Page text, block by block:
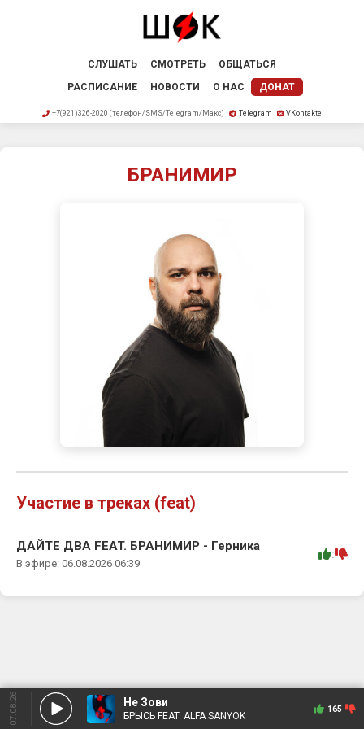
СЛУШАТЬ СМОТРЕТЬ
ОБЩАТЬСЯ
РАСПИСАНИЕ
НОВОСТИ О НАС ДОНАТ
+7(921)326-2020 (телефон/SMS/Telegram/Макс) Telegram VKontakte
БРАНИМИР
Участие в треках (feat)
ДАЙТЕ ДВА FEAT. БРАНИМИР - Герника
В эфире: 06.08.2026 06:39
:
07.08.26 Не Зови
БРЫСЬ FEAT. ALFA SANYOK
165